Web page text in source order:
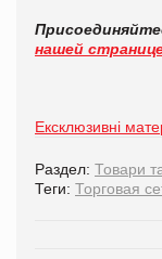
нашей
Ексклюзивні
Раздел: Товари
Теги: Торговая